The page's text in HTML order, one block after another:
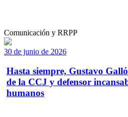
Comunicación y RRPP
30 de junio de 2026
Hasta siempre, Gustavo
de la CCJ y defensor
humanos